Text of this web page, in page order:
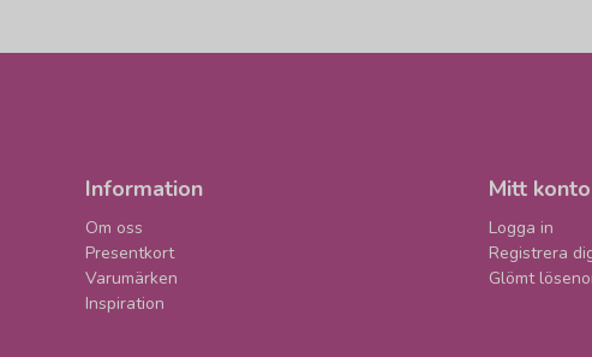
Information
Om oss
Presentkort
Varumärken
Inspiration
Mitt konto
Logga in
Registrera
Glömt